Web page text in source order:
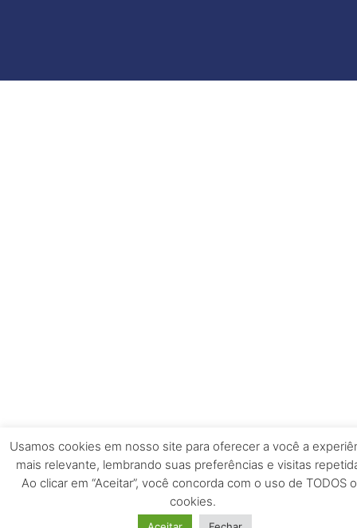
Usamos cookies em nosso site para oferecer a você a
mais relevante, lembrando suas preferências e visitas
Ao clicar em “Aceitar”, você concorda com o uso de TODOS
cookies.